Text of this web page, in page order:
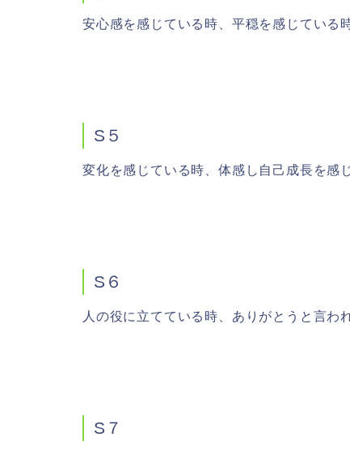
安心感を感じている時、平穏を感じている
S５
変化を感じている時、体感し自己成長を感
S６
人の役に立てている時、ありがとうと言わ
S７